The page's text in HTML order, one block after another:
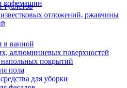
кофемашин
туалетов
известковых отложений, ржавчины
в ванной
аллюминиевых поверхностей
напольных покрытий
пола
для уборки